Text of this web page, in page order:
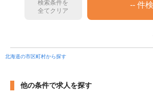
検索条件を
全てクリア
北海道の市区町村から探す
他の条件で求人を探す